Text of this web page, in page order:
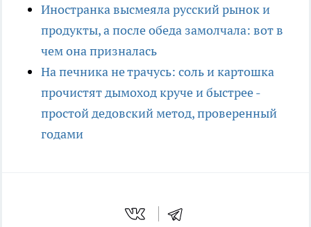
Иностранка высмеяла русский рынок и
продукты, а после обеда замолчала: вот в
чем она призналась
На печника не трачусь: соль и картошка
прочистят дымоход круче и быстрее -
простой дедовский метод, проверенный
годами